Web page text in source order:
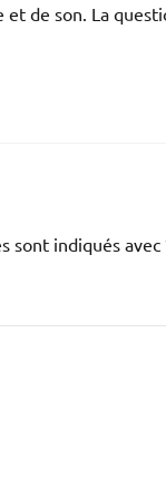
de son. La
sont indiqués avec